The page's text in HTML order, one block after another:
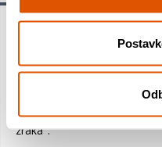
Provjerite ograničenja
vozila. Preopterećivanjem
povećane potrošnje goriva
prouzročiti ozbiljno
zraka".